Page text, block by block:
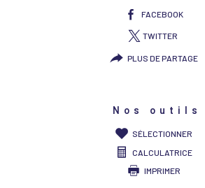
FACEBOOK
TWITTER
PLUS DE PARTAGE
Nos outils
SÉLECTIONNER
CALCULATRICE
IMPRIMER
Ce bien vous